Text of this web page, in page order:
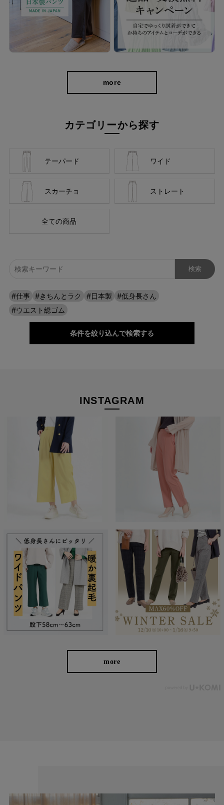
弾力性のある生地でシワになりにくいから、アイロン不要でいつ
でも美しいシルエットをキープ。 毎回洗濯機で洗える手軽さも嬉
しいポイント。忙しい日々の味方になる、頼もしい１本です。
すっきりキレイ見え！ 3D美脚シルエット
裾幅が太すぎないセミワイドシルエットが、脚をスラリと長く見
せながら、快適な足さばきを実現。 寒い季節にもスタイルを崩さ
more
カテゴリーから探す
テーパード ワイド
スカーチョ ストレート
全ての商品
#仕事 #きちんとラク #日本製
#低身長さん
#ウエスト総ゴム
条件を絞り込んで検索する
INSTAGRAM
more